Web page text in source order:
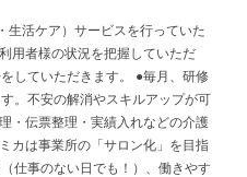
生活ケア）サービスを行っていた
用者様の状況を把握していただ
していただきます。 ●毎月、研修
。不安の解消やスキルアップが可
・伝票整理・実績入れなどの介護
カは事業所の「サロン化」を目指
仕事のない日でも！）、働きやす